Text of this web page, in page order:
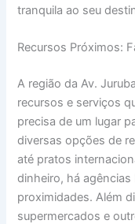
tranquila ao seu
Recursos Próximos:
A região da Av.
recursos e serviços
precisa de um lugar
diversas opções de
até pratos
dinheiro, há
proximidades. Além
supermercados e